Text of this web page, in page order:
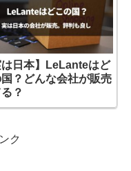
は日本】LeLanteはど
国？どんな会社が販売
？
ク